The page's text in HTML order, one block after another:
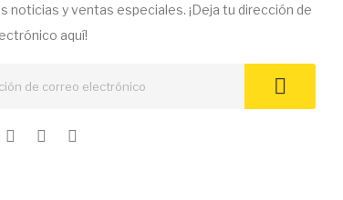
noticias y ventas especiales. ¡Deja tu dirección de
aquí!